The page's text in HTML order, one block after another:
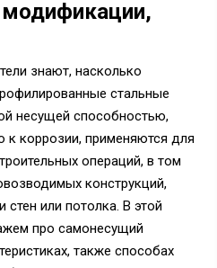
модификации,
знают, насколько
стальные
несущей способностью,
к коррозии, применяются для
операций, в том
конструкций,
или потолка. В этой
про самонесущий
также способах